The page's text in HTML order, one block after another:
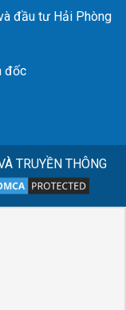
đầu tư Hải Phòng
đốc
TRUYỀN THÔNG